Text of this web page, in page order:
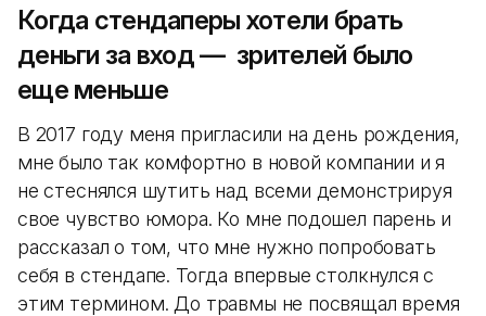
Когда стендаперы хотели брать
деньги за вход — зрителей было
еще меньше
В 2017 году меня пригласили на день рождения,
мне было так комфортно в новой компании и я
не стеснялся шутить над всеми демонстрируя
свое чувство юмора. Ко мне подошел парень и
рассказал о том, что мне нужно попробовать
себя в стендапе. Тогда впервые столкнулся с
этим термином. До травмы не посвящал время